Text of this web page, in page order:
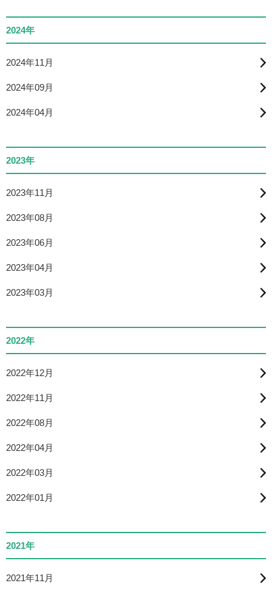
2024年
2024年11月
2024年09月
2024年04月
2023年
2023年11月
2023年08月
2023年06月
2023年04月
2023年03月
2022年
2022年12月
2022年11月
2022年08月
2022年04月
2022年03月
2022年01月
2021年
2021年11月